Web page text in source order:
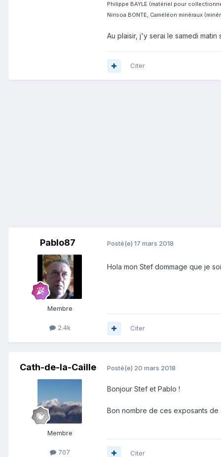
Philippe BAYLE (matériel pour
Nirisoa BONTE, Caméléon minéraux
Au plaisir, j'y serai le samedi matin
Citer
Pablo87
Membre
2.4k
Posté(e) 17 mars 2018
Hola mon Stef dommage que je
Citer
Cath-de-la-Caille
Membre
707
Posté(e) 20 mars 2018
Bonjour Stef et Pablo !
Bon nombre de ces exposants
Citer